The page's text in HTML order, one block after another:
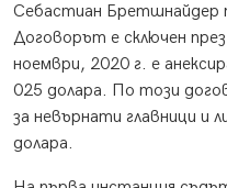
Себастиан Бретшнайдер
Договорът е сключен
ноември, 2020 г. е
025 долара. По този
за невърнати главници и
долара.